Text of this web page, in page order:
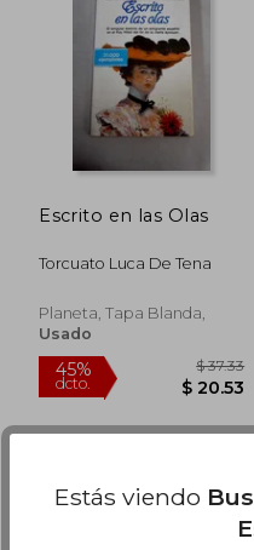
dcto. $
Escrito en las Olas
Torcuato Luca De Tena
Planeta, Tapa Blanda,
Usado
Estás viendo